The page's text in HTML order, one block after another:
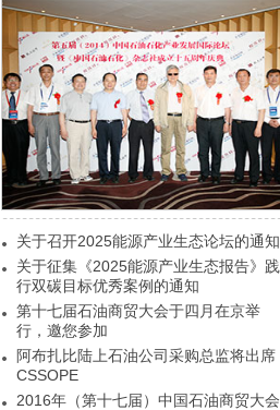
关于召开2025能源产业生态论坛的通知
关于征集《2025能源产业生态报告》践
行双碳目标优秀案例的通知
第十七届石油商贸大会于四月在京举
行，邀您参加
阿布扎比陆上石油公司采购总监将出席
CSSOPE
2016年（第十七届）中国石油商贸大会